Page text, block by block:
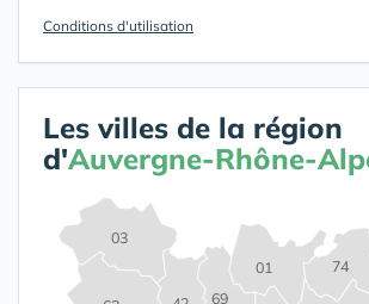
Conditions d'utilisation
Les villes de la région
d'Auvergne-Rhône-
01
03
69
74